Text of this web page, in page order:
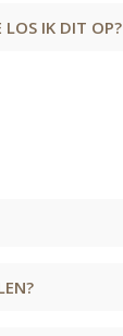
LOS IK DIT OP?